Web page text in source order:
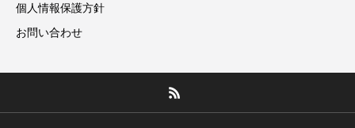
個人情報保護方針
お問い合わせ